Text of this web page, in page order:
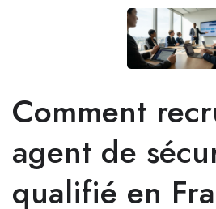
Comment
agent de
qualifié en